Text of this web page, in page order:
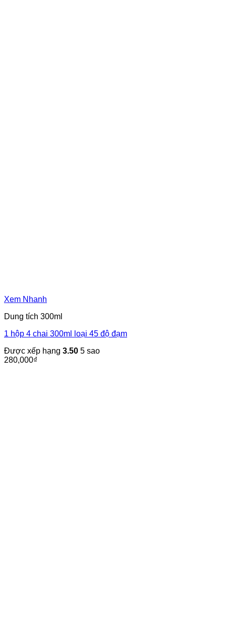
Xem Nhanh
Dung tích 300ml
1 hộp 4 chai 300ml loại 45 độ đạm
Được xếp hạng 3.50 5 sao
280,000₫